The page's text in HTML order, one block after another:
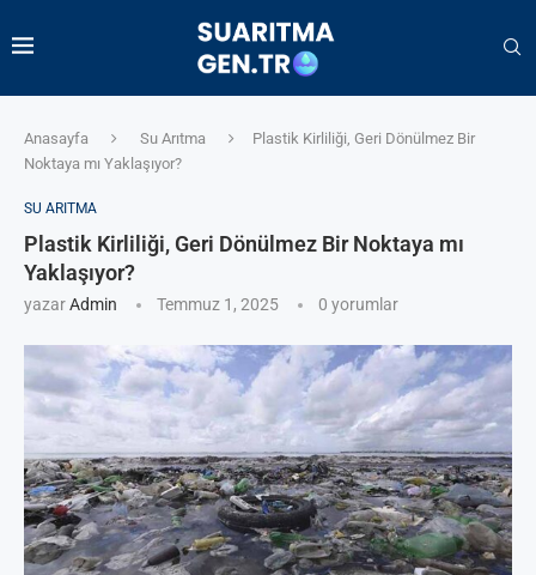
Anasayfa Su Arıtma
Plastik Kirliliği, Geri Dönülmez Bir
Noktaya mı Yaklaşıyor?
SU ARITMA
Plastik Kirliliği, Geri Dönülmez Bir Noktaya mı
Yaklaşıyor?
yazarAdmin Temmuz 1, 2025 0 yorumlar